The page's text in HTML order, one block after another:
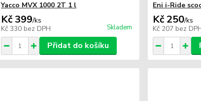
Yacco MVX 1000 2T 1 l
Kč 399/ks
Kč 330 bez DPH Skladem
Přidat do košíku
Eni i-Ride
Kč 250/ks
Kč 207 bez